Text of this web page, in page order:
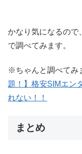
かなり気になるので
で調べてみます。
※ちゃんと調べてみ
題！】格安SIMエン
れない！！
まとめ